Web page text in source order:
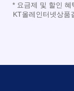
* 요금제 및 할인 혜
KT올레인터넷상품